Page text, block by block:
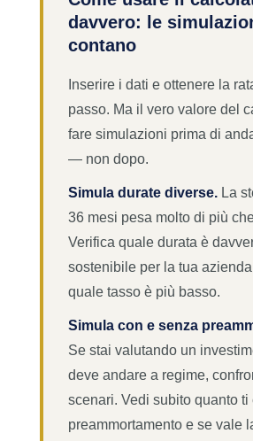
davvero: le
contano
Inserire i dati e ottenere la
passo. Ma il vero valore del
fare simulazioni prima di
— non dopo.
Simula durate diverse.La
36 mesi pesa molto di più
Verifica quale durata è
sostenibile per la tua
quale tasso è più basso.
Simula con e senza
Se stai valutando un
deve andare a regime,
scenari. Vedi subito quanto ti
preammortamento e se vale